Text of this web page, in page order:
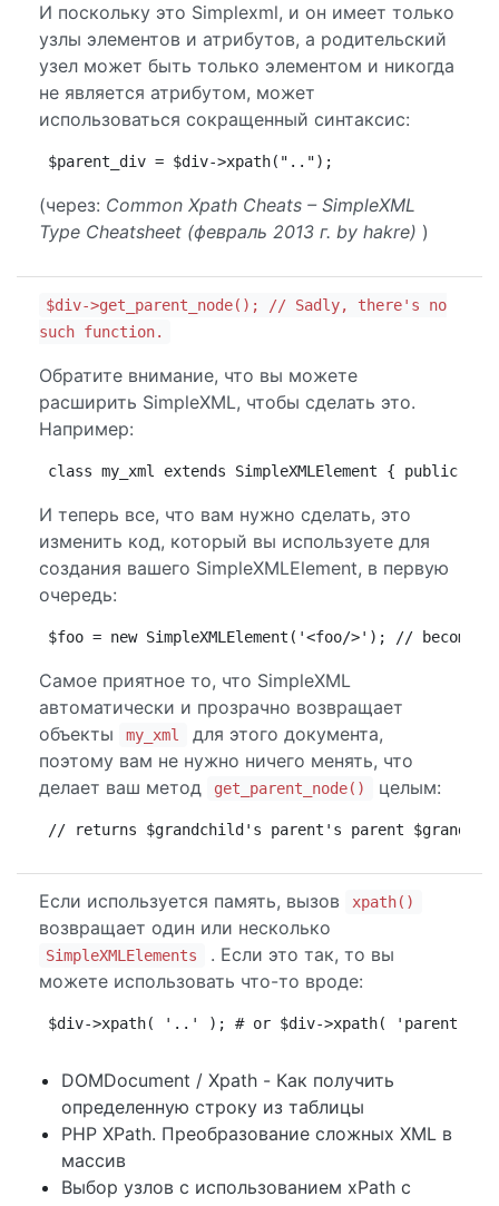
И поскольку это Simplexml, и он имеет только
узлы элементов и атрибутов, а родительский
узел может быть только элементом и никогда
не является атрибутом, может
использоваться сокращенный синтаксис:
$parent_div = $div->xpath("..");
(через: Common Xpath Cheats – SimpleXML
Type Cheatsheet (февраль 2013 г. by hakre) )
$div->get_parent_node(); // Sadly, there's no
such function.
Обратите внимание, что вы можете
расширить SimpleXML, чтобы сделать это.
Например:
class my_xml extends SimpleXMLElement {
И теперь все, что вам нужно сделать, это
изменить код, который вы используете для
создания вашего SimpleXMLElement, в первую
очередь:
$foo = new SimpleXMLElement('<foo/>'); //
Самое приятное то, что SimpleXML
автоматически и прозрачно возвращает
объекты
my_xml
для этого документа,
поэтому вам не нужно ничего менять, что
делает ваш метод
get_parent_node() целым:
// returns $grandchild's parent's parent
Если используется память, вызов xpath()
возвращает один или несколько
SimpleXMLElements
. Если это так, то вы
можете использовать что-то вроде:
$div->xpath( '..' ); # or $div->xpath(
DOMDocument / Xpath - Как получить
определенную строку из таблицы
PHP XPath. Преобразование сложных XML в
массив
Выбор узлов с использованием xPath с